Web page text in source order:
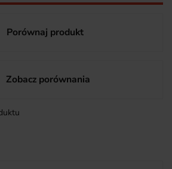
Porównaj produkt
Zobacz porównania